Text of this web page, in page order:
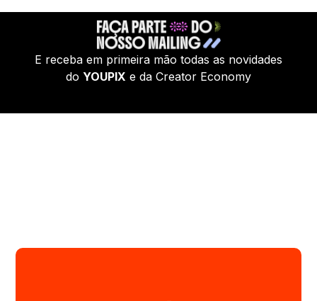
E receba em primeira mão todas as novidades
do YOUPIX e da Creator Economy